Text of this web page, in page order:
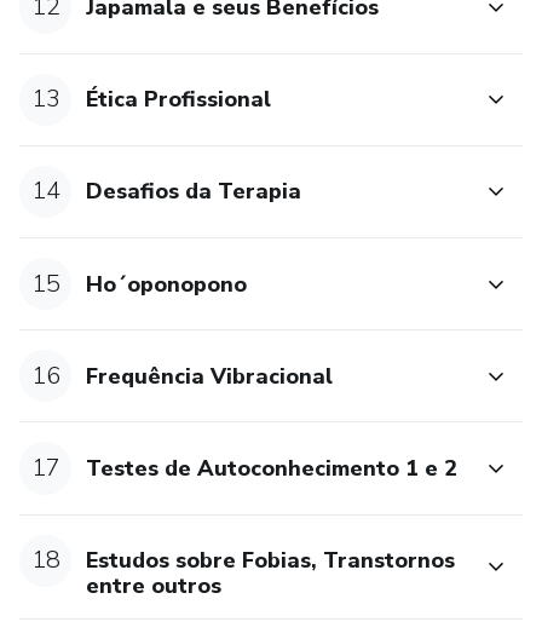
- CURSO CONSTELAÇÃO FAMILIAR CAMPO SISTEMA
- APOSTILAS COM TODO O PASSO A PASSO.
Bônus: Carta ao Universo.
12 Japamala e seus Benefícios
13 Ética Profissional
14 Desafios da Terapia
15 Ho´oponopono
16 Frequência Vibracional
17 Testes de Autoconhecimento 1 e 2
18
Estudos sobre Fobias, Transtornos
entre outros